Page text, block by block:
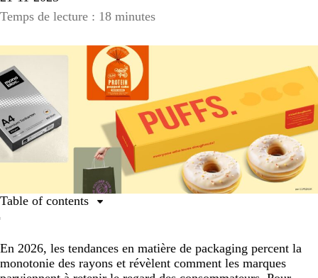
Temps de lecture : 18 minutes
En 2026, les tendances en matière de packaging percent la
monotonie des rayons et révèlent comment les marques
Table of contents
1. Minimalisme industriel
2. Acier pur